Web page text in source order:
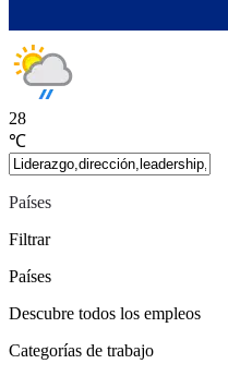
28
℃
Países
Filtrar
Países
Descubre todos los empleos
Categorías de trabajo